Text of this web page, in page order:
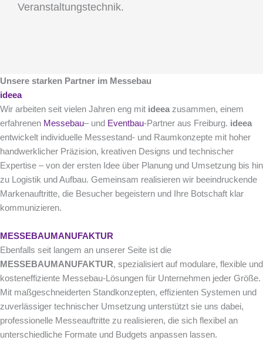
Veranstaltungstechnik.
Unsere starken Partner im Messebau
ideea
Wir arbeiten seit vielen Jahren eng mit ideea zusammen, einem
erfahrenen Messebau– und Eventbau-Partner aus Freiburg. ideea
entwickelt individuelle Messestand- und Raumkonzepte mit hoher
handwerklicher Präzision, kreativen Designs und technischer
Expertise – von der ersten Idee über Planung und Umsetzung bis hin
zu Logistik und Aufbau. Gemeinsam realisieren wir beeindruckende
Markenauftritte, die Besucher begeistern und Ihre Botschaft klar
kommunizieren.
MESSEBAUMANUFAKTUR
Ebenfalls seit langem an unserer Seite ist die
MESSEBAUMANUFAKTUR, spezialisiert auf modulare, flexible und
kosteneffiziente Messebau-Lösungen für Unternehmen jeder Größe.
Mit maßgeschneiderten Standkonzepten, effizienten Systemen und
zuverlässiger technischer Umsetzung unterstützt sie uns dabei,
professionelle Messeauftritte zu realisieren, die sich flexibel an
unterschiedliche Formate und Budgets anpassen lassen.